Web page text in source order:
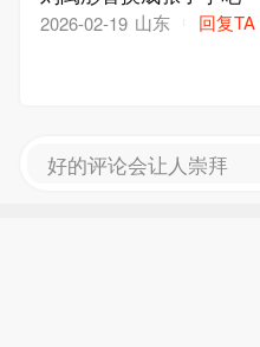
2026-02-19 山东 回复TA
好的评论会让人崇拜